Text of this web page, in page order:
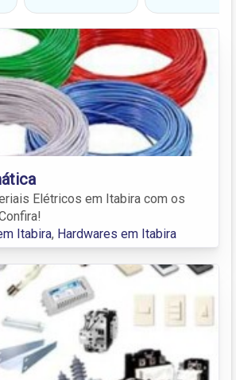
Elétricos em Itabira com os
Itabira, Hardwares em Itabira